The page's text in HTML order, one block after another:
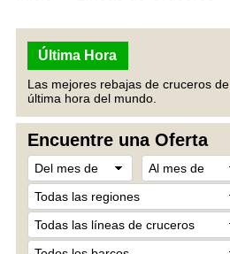
Última Hora
Las mejores rebajas de cruceros de
última hora del mundo.
Encuentre una Oferta